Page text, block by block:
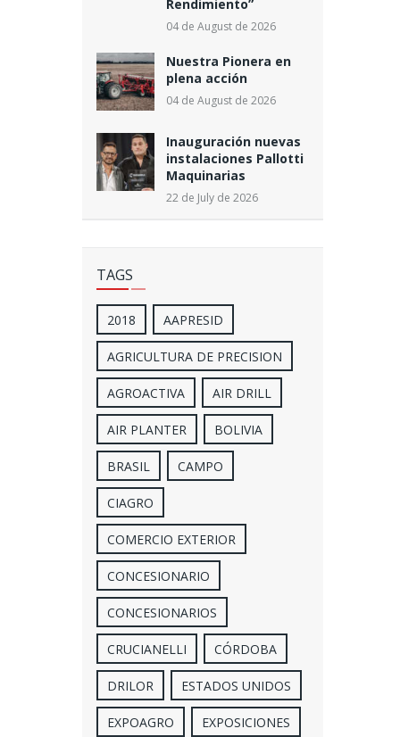
Rendimiento”
04 de August de 2026
Nuestra Pionera en
plena acción
04 de August de 2026
Inauguración nuevas
instalaciones Pallotti
Maquinarias
22 de July de 2026
TAGS
2018 AAPRESID
AGRICULTURA DE PRECISION
AGROACTIVA AIR DRILL
AIR PLANTER BOLIVIA
BRASIL CAMPO
CIAGRO
COMERCIO EXTERIOR
CONCESIONARIO
CONCESIONARIOS
CRUCIANELLI CÓRDOBA
DRILOR ESTADOS UNIDOS
EXPOAGRO EXPOSICIONES